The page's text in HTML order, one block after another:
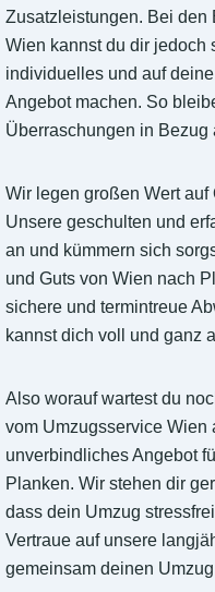
Zusatzleistungen. Bei den
Wien kannst du dir jedoch
individuelles und auf
Angebot machen. So
Überraschungen in Bezug
Wir legen großen Wert
Unsere geschulten und
an und kümmern sich
und Guts von Wien nach
sichere und termintreue
kannst dich voll und ganz
Also worauf wartest du
vom Umzugsservice Wien
unverbindliches Angebot
Planken. Wir stehen dir
dass dein Umzug
Vertraue auf unsere
gemeinsam deinen